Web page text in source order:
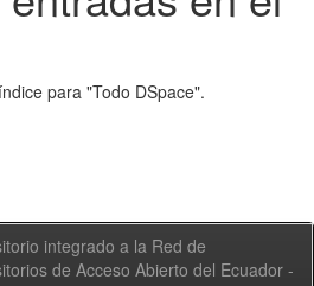
para "Todo DSpace".
integrado a la Red de
de Acceso Abierto del Ecuador -